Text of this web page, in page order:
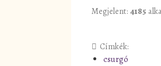
Megjelent: 4185
Címkék:
csurgó